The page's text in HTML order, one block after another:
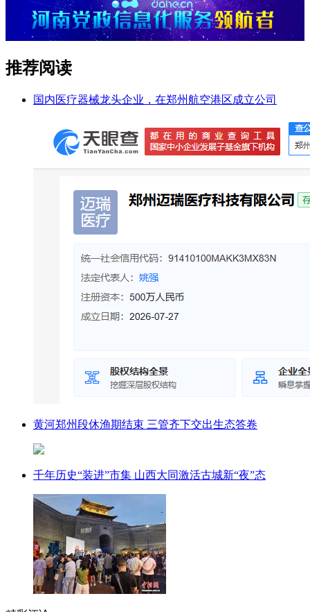
推荐阅读
国内医疗器械龙头企业，在郑州航空港区成立公司
黄河郑州段休渔期结束 三管齐下交出生态答卷
千年历史“装进”市集 山西大同激活古城新“夜”态